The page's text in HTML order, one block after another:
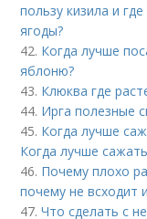
пользу кизила и
ягоды?
42. Когда лучше
яблоню?
43. Клюква где
44. Ирга полезные
45. Когда лучше
Когда лучше
46. Почему плохо
почему не всходит
47.Что сделать с